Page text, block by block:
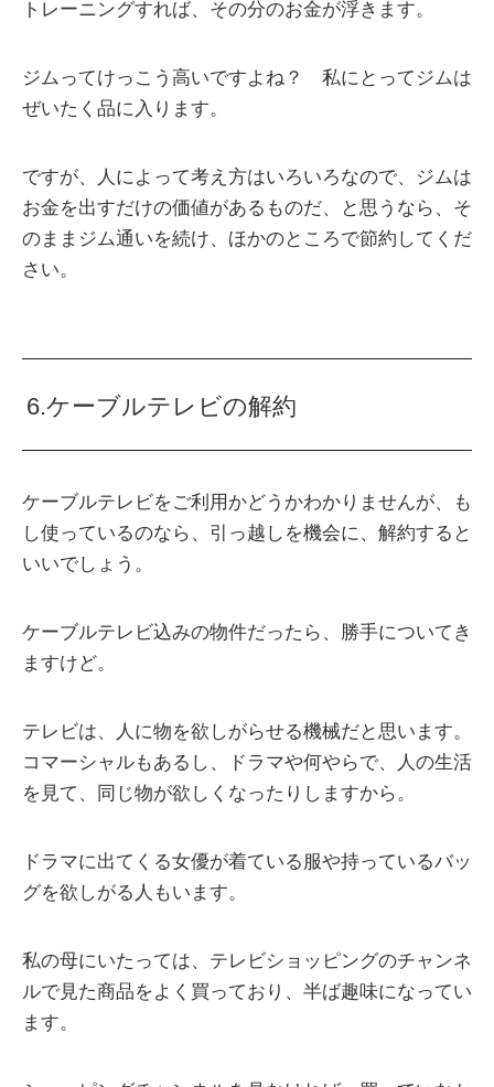
トレーニングすれば、その分のお金が浮きます。
ジムってけっこう高いですよね？ 私にとってジムは
ぜいたく品に入ります。
ですが、人によって考え方はいろいろなので、ジムは
お金を出すだけの価値があるものだ、と思うなら、そ
のままジム通いを続け、ほかのところで節約してくだ
さい。
6.ケーブルテレビの解約
ケーブルテレビをご利用かどうかわかりませんが、も
し使っているのなら、引っ越しを機会に、解約すると
いいでしょう。
ケーブルテレビ込みの物件だったら、勝手についてき
ますけど。
テレビは、人に物を欲しがらせる機械だと思います。
コマーシャルもあるし、ドラマや何やらで、人の生活
を見て、同じ物が欲しくなったりしますから。
ドラマに出てくる女優が着ている服や持っているバッ
グを欲しがる人もいます。
私の母にいたっては、テレビショッピングのチャンネ
ルで見た商品をよく買っており、半ば趣味になってい
ます。